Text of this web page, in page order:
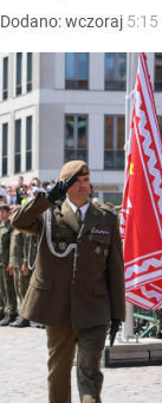
Dodano:wczoraj 5:15